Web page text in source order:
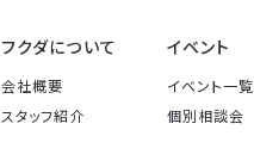
フクダについて
会社概要
スタッフ紹介
イベント
イベント一覧
個別相談会